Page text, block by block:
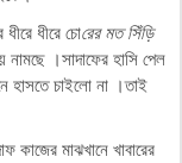
ধীরে চোরের মত সিঁড়ি
নামছে ।সাদাফের হাসি পেল
হাসতে চাইলো না ।তাই
কাজের মাঝখানে খাবারের